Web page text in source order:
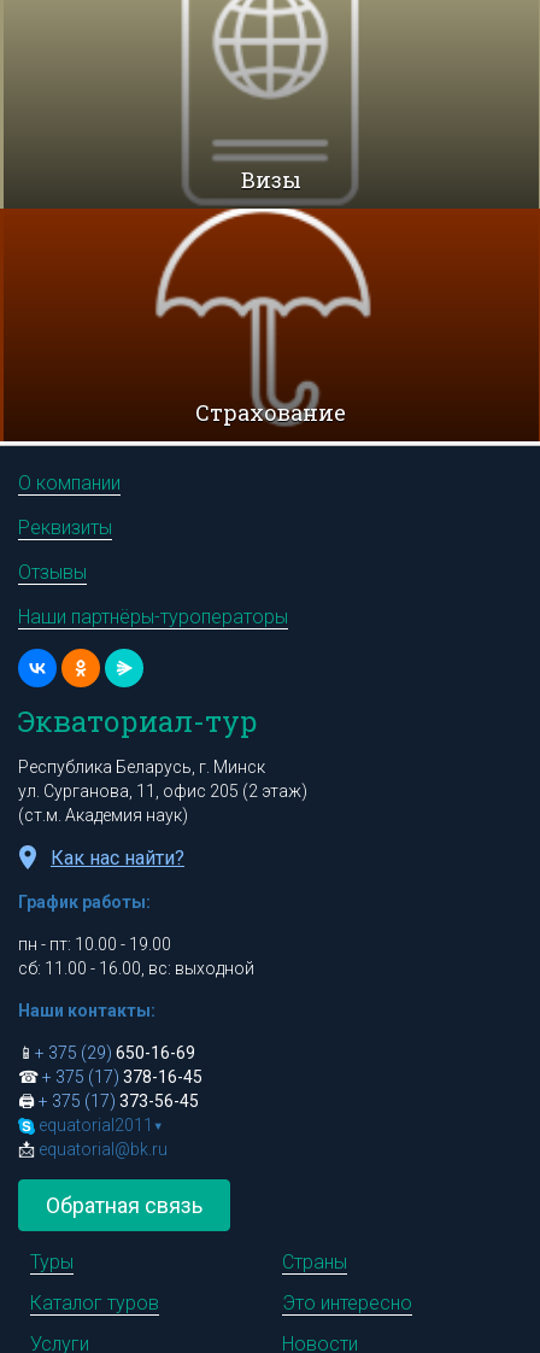
Визы
Cтрахование
О компании
Реквизиты
Отзывы
Наши партнёры-туроператоры
Экваториал-тур
Республика Беларусь, г. Минск
ул. Сурганова, 11, офис 205 (2 этаж)
(ст.м. Академия наук)
Как нас найти?
График работы:
пн - пт: 10.00 - 19.00
сб: 11.00 - 16.00, вс: выходной
Наши контакты:
📱 + 375 (29) 650-16-69
☎+ 375 (17) 378-16-45
🖨+ 375 (17) 373-56-45
equatorial2011 ▾
📩 equatorial@bk.ru
Обратная связь
Туры
Страны
Каталог туров
Это интересно
Услуги
Новости